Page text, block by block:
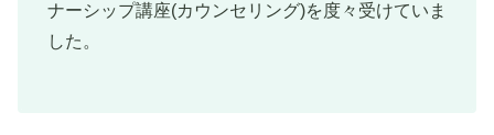
ナーシップ講座(カウンセリング)を度々受けていま
した。